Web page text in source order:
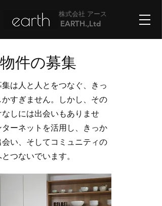
株式会社 アース
EARTH.,Ltd
件の募集
は人と人とをつなぐ、きっ
かすぎません。しかし、その
なしには出会いもありませ
ターネットを活用し、きっか
会い、そしてコミュニティの
つないでいます。